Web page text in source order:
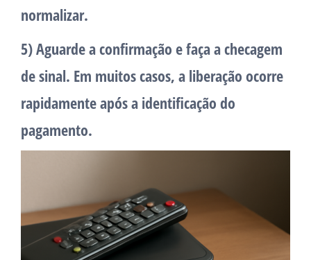
normalizar.
5) Aguarde a confirmação e faça a checagem
de sinal. Em muitos casos, a liberação ocorre
rapidamente após a identificação do
pagamento.